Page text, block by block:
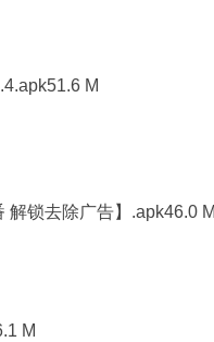
M
解锁去除广告】.apk46.0 M
M